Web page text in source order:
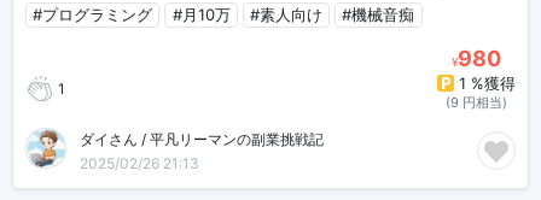
#プログラミング
#月10万 #素人向け #機械音痴
1
¥980
1 %獲得
(9 円相当)
ダイさん / 平凡リーマンの副業挑戦記
2025/02/26 21:13